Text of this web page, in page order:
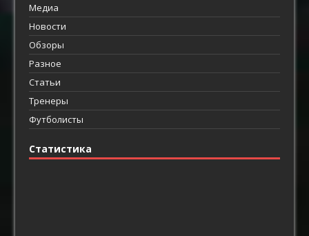
Медиа
Новости
Обзоры
Разное
Статьи
Тренеры
Футболисты
Статистика